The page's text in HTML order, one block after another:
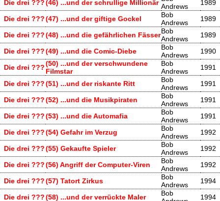
Die drei ???(46) ...und der schrullige Millionär Andrews
1989
Die drei ???(47) ...und der giftige Gockel
Bob
Andrews
1989
Die drei ???(48) ...und die gefährlichen FässerBob
Andrews
1989
Die drei ???(49) ...und die Comic-Diebe
Bob
Andrews
1990
Die drei ???(50) ...und der verschwundene
Filmstar
Bob
Andrews
1991
Die drei ???(51) ...und der riskante Ritt
Bob
Andrews
1991
Die drei ???(52) ...und die Musikpiraten
Bob
Andrews
1991
Die drei ???(53) ...und die Automafia
Bob
Andrews
1991
Die drei ???(54) Gefahr im Verzug
Bob
Andrews
1992
Die drei ???(55) Gekaufte Spieler
Bob
Andrews
1992
Die drei ???(56) Angriff der Computer-Viren
Bob
Andrews
1992
Die drei ???(57) Tatort Zirkus
Bob
Andrews
1994
Die drei ???(58) ...und der verrückte Maler
Bob
1994